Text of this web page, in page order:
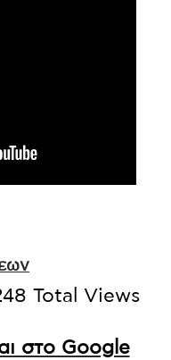
Total Views
στο Google